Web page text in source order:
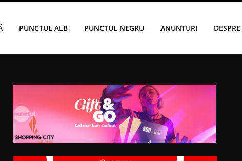
PUNCTUL ALB PUNCTUL NEGRU ANUNTURI